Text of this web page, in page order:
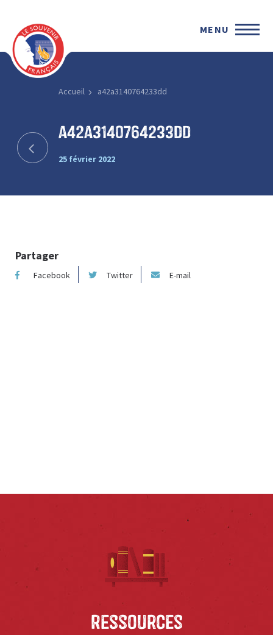
MENU
Accueil a42a3140764233dd
a42a3140764233dd
25 février 2022
Partager
Facebook Twitter E-mail
Ressources